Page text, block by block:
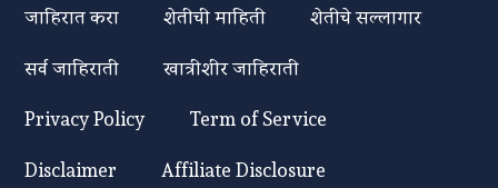
जाहिरात करा शेतीची माहिती
शेतीचे सल्लागार
सर्व जाहिराती
खात्रीशीर जाहिराती
Privacy Policy
Term of Service
Disclaimer
Affiliate Disclosure